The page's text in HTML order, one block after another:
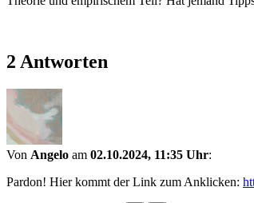
2 Antworten
Von Angelo am 02.10.2024, 11:35 Uhr:
Pardon! Hier kommt der Link zum Anklicken: